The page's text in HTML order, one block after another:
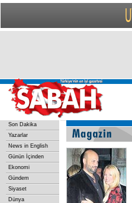
Son Dakika
Yazarlar
News in English
Günün İçinden
Ekonomi
Gündem
Siyaset
Dünya